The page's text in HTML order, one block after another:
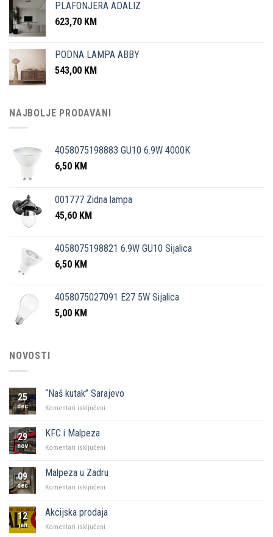
PLAFONJERA ADALIZ
623,70 KM
PODNA LAMPA ABBY
543,00 KM
NAJBOLJE PRODAVANI
4058075198883 GU10 6.9W 4000K
6,50 KM
001777 Zidna lampa
45,60 KM
4058075198821 6.9W GU10 Sijalica
6,50 KM
4058075027091 E27 5W Sijalica
5,00 KM
NOVOSTI
25
dec
“Naš kutak” Sarajevo
Komentari isključeni
29
nov
KFC i Malpeza
Komentari isključeni
Malpeza
09
dec
Malpeza u Zadru
Komentari isključeni
Zadru
12
jan
Akcijska prodaja
Komentari isključeni